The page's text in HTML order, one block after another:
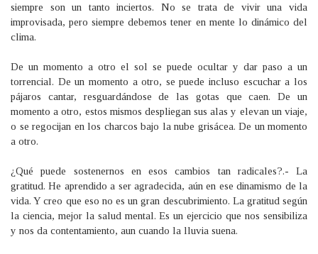
siempre son un tanto inciertos. No se trata de vivir una vida
improvisada, pero siempre debemos tener en mente lo dinámico del
clima.
De un momento a otro el sol se puede ocultar y dar paso a un
torrencial. De un momento a otro, se puede incluso escuchar a los
pájaros cantar, resguardándose de las gotas que caen. De un
momento a otro, estos mismos despliegan sus alas y elevan un viaje,
o se regocijan en los charcos bajo la nube grisácea. De un momento
a otro.
¿Qué puede sostenernos en esos cambios tan radicales?.- La
gratitud. He aprendido a ser agradecida, aún en ese dinamismo de la
vida. Y creo que eso no es un gran descubrimiento. La gratitud según
la ciencia, mejor la salud mental. Es un ejercicio que nos sensibiliza
y nos da contentamiento, aun cuando la lluvia suena.